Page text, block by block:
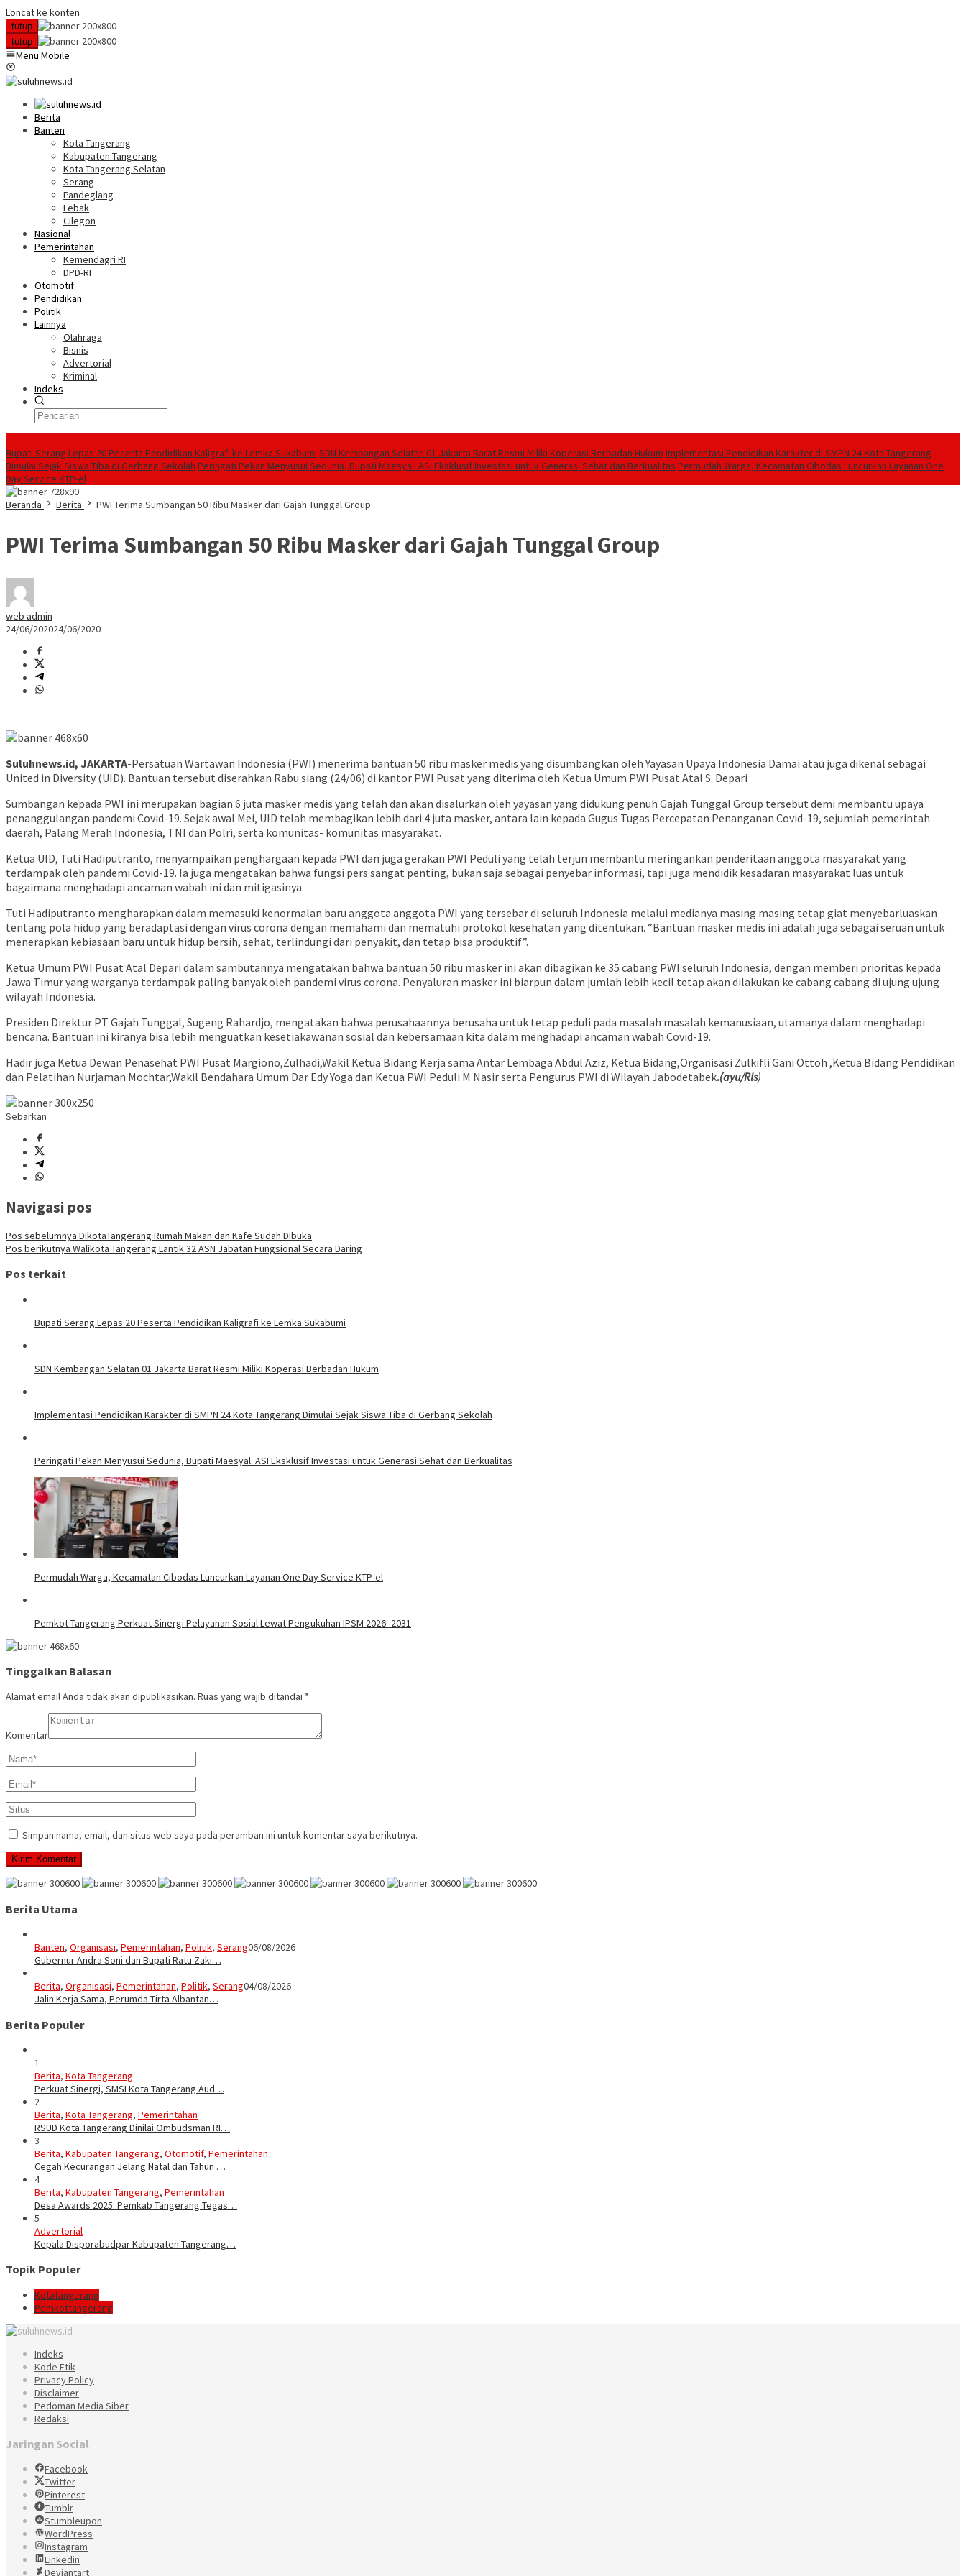
Loncat ke konten
tutup
tutup
Menu Mobile
Berita
Banten
Kota Tangerang
Kabupaten Tangerang
Kota Tangerang Selatan
Serang
Pandeglang
Lebak
Cilegon
Nasional
Pemerintahan
Kemendagri RI
DPD-RI
Otomotif
Pendidikan
Politik
Lainnya
Olahraga
Bisnis
Advertorial
Kriminal
Indeks
Bupati Serang Lepas 20 Peserta Pendidikan Kaligrafi ke Lemka Sukabumi SDN Kembangan Selatan 01 Jakarta Barat Resmi Miliki Koperasi Berbadan Hukum Implementasi Pendidikan Karakter di SMPN 24 Kota Tangerang
Dimulai Sejak Siswa Tiba di Gerbang Sekolah Peringati Pekan Menyusui Sedunia, Bupati Maesyal: ASI Eksklusif Investasi untuk Generasi Sehat dan Berkualitas Permudah Warga, Kecamatan Cibodas Luncurkan Layanan One
Day Service KTP-el
Beranda
Berita PWI Terima Sumbangan 50 Ribu Masker dari Gajah Tunggal Group
PWI Terima Sumbangan 50 Ribu Masker dari Gajah Tunggal Group
web admin
24/06/202024/06/2020
Suluhnews.id, JAKARTA-Persatuan Wartawan Indonesia (PWI) menerima bantuan 50 ribu masker medis yang disumbangkan oleh Yayasan Upaya Indonesia Damai atau juga dikenal sebagai
United in Diversity (UID). Bantuan tersebut diserahkan Rabu siang (24/06) di kantor PWI Pusat yang diterima oleh Ketua Umum PWI Pusat Atal S. Depari
Sumbangan kepada PWI ini merupakan bagian 6 juta masker medis yang telah dan akan disalurkan oleh yayasan yang didukung penuh Gajah Tunggal Group tersebut demi membantu upaya
penanggulangan pandemi Covid-19. Sejak awal Mei, UID telah membagikan lebih dari 4 juta masker, antara lain kepada Gugus Tugas Percepatan Penanganan Covid-19, sejumlah pemerintah
daerah, Palang Merah Indonesia, TNI dan Polri, serta komunitas- komunitas masyarakat.
Ketua UID, Tuti Hadiputranto, menyampaikan penghargaan kepada PWI dan juga gerakan PWI Peduli yang telah terjun membantu meringankan penderitaan anggota masyarakat yang
terdampak oleh pandemi Covid-19. Ia juga mengatakan bahwa fungsi pers sangat penting, bukan saja sebagai penyebar informasi, tapi juga mendidik kesadaran masyarakat luas untuk
bagaimana menghadapi ancaman wabah ini dan mitigasinya.
Tuti Hadiputranto mengharapkan dalam memasuki kenormalan baru anggota anggota PWI yang tersebar di seluruh Indonesia melalui medianya masing masing tetap giat menyebarluaskan
tentang pola hidup yang beradaptasi dengan virus corona dengan memahami dan mematuhi protokol kesehatan yang ditentukan. “Bantuan masker medis ini adalah juga sebagai seruan untuk
menerapkan kebiasaan baru untuk hidup bersih, sehat, terlindungi dari penyakit, dan tetap bisa produktif”.
Ketua Umum PWI Pusat Atal Depari dalam sambutannya mengatakan bahwa bantuan 50 ribu masker ini akan dibagikan ke 35 cabang PWI seluruh Indonesia, dengan memberi prioritas kepada
Jawa Timur yang warganya terdampak paling banyak oleh pandemi virus corona. Penyaluran masker ini biarpun dalam jumlah lebih kecil tetap akan dilakukan ke cabang cabang di ujung ujung
wilayah Indonesia.
Presiden Direktur PT Gajah Tunggal, Sugeng Rahardjo, mengatakan bahwa perusahaannya berusaha untuk tetap peduli pada masalah masalah kemanusiaan, utamanya dalam menghadapi
bencana. Bantuan ini kiranya bisa lebih menguatkan kesetiakawanan sosial dan kebersamaan kita dalam menghadapi ancaman wabah Covid-19.
Hadir juga Ketua Dewan Penasehat PWI Pusat Margiono,Zulhadi,Wakil Ketua Bidang Kerja sama Antar Lembaga Abdul Aziz, Ketua Bidang,Organisasi Zulkifli Gani Ottoh ,Ketua Bidang Pendidikan
dan Pelatihan Nurjaman Mochtar,Wakil Bendahara Umum Dar Edy Yoga dan Ketua PWI Peduli M Nasir serta Pengurus PWI di Wilayah Jabodetabek.(ayu/Rls)
Sebarkan
Navigasi pos
Pos sebelumnya DikotaTangerang Rumah Makan dan Kafe Sudah Dibuka
Pos berikutnya Walikota Tangerang Lantik 32 ASN Jabatan Fungsional Secara Daring
Pos terkait
Bupati Serang Lepas 20 Peserta Pendidikan Kaligrafi ke Lemka Sukabumi
SDN Kembangan Selatan 01 Jakarta Barat Resmi Miliki Koperasi Berbadan Hukum
Implementasi Pendidikan Karakter di SMPN 24 Kota Tangerang Dimulai Sejak Siswa Tiba di Gerbang Sekolah
Peringati Pekan Menyusui Sedunia, Bupati Maesyal: ASI Eksklusif Investasi untuk Generasi Sehat dan Berkualitas
Permudah Warga, Kecamatan Cibodas Luncurkan Layanan One Day Service KTP-el
Pemkot Tangerang Perkuat Sinergi Pelayanan Sosial Lewat Pengukuhan IPSM 2026–2031
Tinggalkan Balasan
Alamat email Anda tidak akan dipublikasikan. Ruas yang wajib ditandai *
Komentar
Simpan nama, email, dan situs web saya pada peramban ini untuk komentar saya berikutnya.
Berita Utama
Banten, Organisasi, Pemerintahan, Politik, Serang06/08/2026
Gubernur Andra Soni dan Bupati Ratu Zaki…
Berita, Organisasi, Pemerintahan, Politik, Serang04/08/2026
Jalin Kerja Sama, Perumda Tirta Albantan…
Berita Populer
1
Berita, Kota Tangerang
Perkuat Sinergi, SMSI Kota Tangerang Aud…
2
Berita, Kota Tangerang, Pemerintahan
RSUD Kota Tangerang Dinilai Ombudsman RI…
3
Berita, Kabupaten Tangerang, Otomotif, Pemerintahan
Cegah Kecurangan Jelang Natal dan Tahun …
4
Berita, Kabupaten Tangerang, Pemerintahan
Desa Awards 2025: Pemkab Tangerang Tegas…
5
Advertorial
Kepala Disporabudpar Kabupaten Tangerang…
Topik Populer
Kotatangerang
Pemkottangerang
Indeks
Kode Etik
Privacy Policy
Disclaimer
Pedoman Media Siber
Redaksi
Jaringan Social
Facebook
Twitter
Pinterest
Tumblr
Stumbleupon
WordPress
Instagram
Linkedin
Deviantart